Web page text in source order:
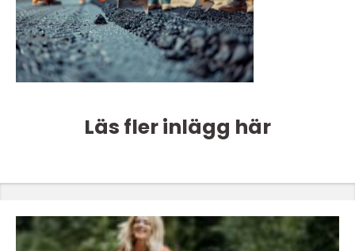
Läs fler inlägg här